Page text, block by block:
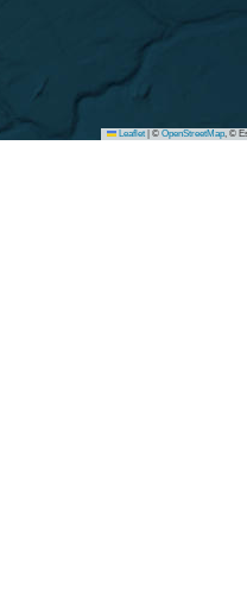
Leaflet © OpenStreetMap, ©